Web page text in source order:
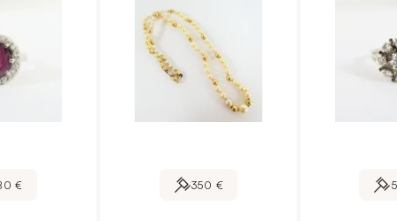
€ 350 €